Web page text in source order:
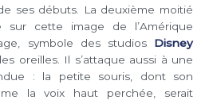
ses débuts. La deuxième moitié
sur cette image de l’Amérique
symbole des studios Disney
oreilles. Il s’attaque aussi à une
: la petite souris, dont son
la voix haut perchée, serait